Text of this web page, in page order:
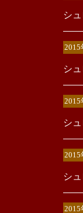
シ
2015
シ
2015
シ
2015
シ
2015